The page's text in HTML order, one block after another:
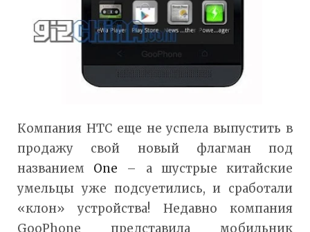
Компания HTC еще не успела выпустить в
продажу свой новый флагман под
названием One – а шустрые китайские
умельцы уже подсуетились, и сработали
«клон» устройства! Недавно компания
GooPhone представила мобильник